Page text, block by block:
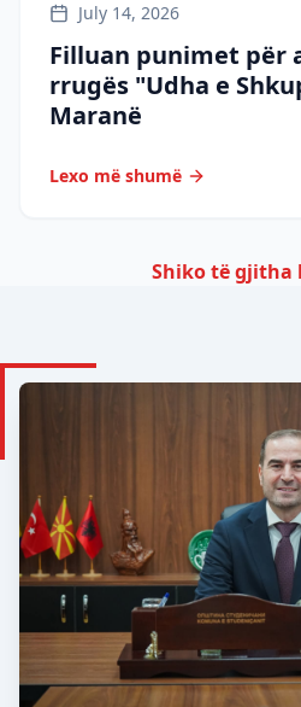
July 14, 2026
Filluan punimet për
rrugës "Udha e
Maranë
Lexo më shumë
Shiko të gjitha